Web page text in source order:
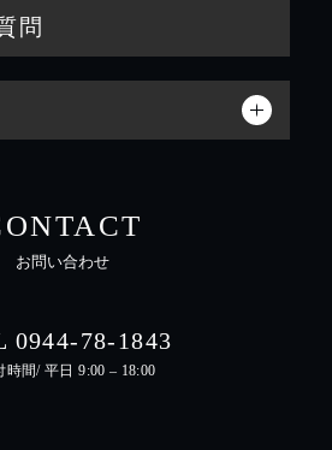
問
お問い合わせ
0944-78-1843
時間/ 平日 9:00 – 18:00